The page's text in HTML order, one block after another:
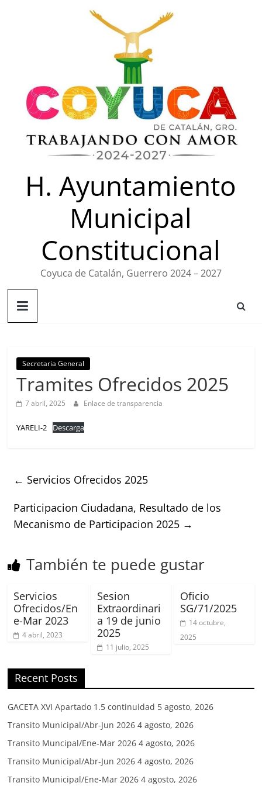
H. Ayuntamiento
Municipal
Constitucional
Coyuca de Catalán, Guerrero 2024 – 2027
Secretaria General
Tramites Ofrecidos 2025
7 abril, 2025 Enlace de transparencia
YARELI-2 Descarga
← Servicios Ofrecidos 2025
Participacion Ciudadana, Resultado de los
Mecanismo de Participacion 2025 →
También te puede gustar
Servicios
Ofrecidos/En
e-Mar 2023
4 abril, 2023
Sesion
Extraordinari
a 19 de junio
2025
11 julio, 2025
Oficio
SG/71/2025
14 octubre,
2025
Recent Posts
GACETA XVI Apartado 1.5 continuidad 5 agosto, 2026
Transito Municipal/Abr-Jun 2026 4 agosto, 2026
Transito Muncipal/Ene-Mar 2026 4 agosto, 2026
Transito Municipal/Abr-Jun 2026 4 agosto, 2026
Transito Municipal/Ene-Mar 2026 4 agosto, 2026